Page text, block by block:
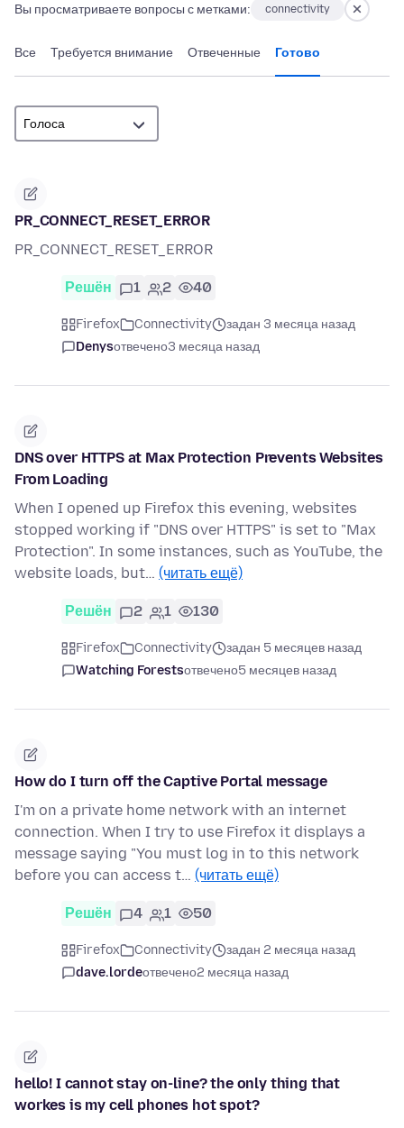
Вы просматриваете вопросы с метками: connectivity
Все Требуется внимание Отвеченные Готово
PR_CONNECT_RESET_ERROR
PR_CONNECT_RESET_ERROR
Решён 1 2 40
Firefox Connectivity
задан 3 месяца назад
Denysотвечено3 месяца назад
DNS over HTTPS at Max Protection Prevents Websites
From Loading
When I opened up Firefox this evening, websites
stopped working if "DNS over HTTPS" is set to "Max
Protection". In some instances, such as YouTube, the
website loads, but… (читать ещё)
Решён 2 1 130
Firefox Connectivity
задан 5 месяцев назад
Watching Forestsотвечено5 месяцев назад
How do I turn off the Captive Portal message
I'm on a private home network with an internet
connection. When I try to use Firefox it displays a
message saying "You must log in to this network
before you can access t… (читать ещё)
Решён 4 1 50
Firefox Connectivity
задан 2 месяца назад
dave.lordeотвечено2 месяца назад
hello! I cannot stay on-line? the only thing that
workes is my cell phones hot spot?